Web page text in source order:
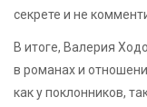
секрете и не
В итоге, Валерия
в романах и
как у поклонников,